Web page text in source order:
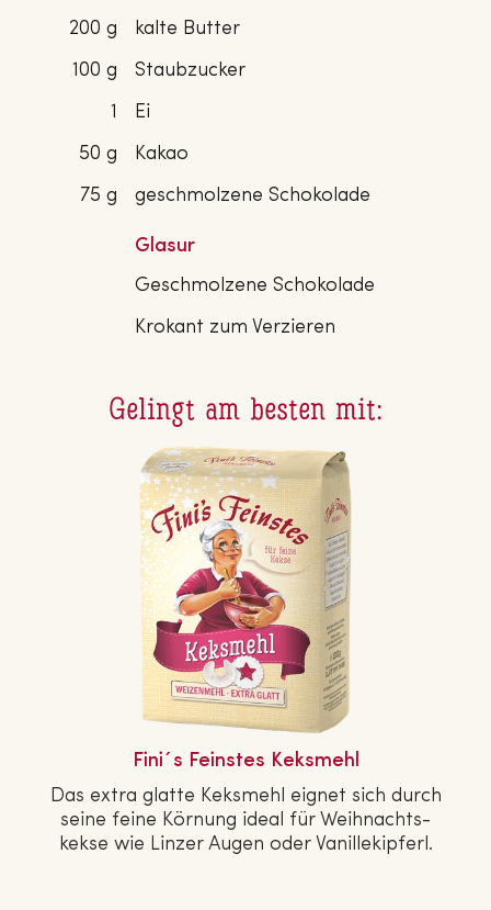
200 g
kalte Butter
100 g
Staubzucker
1
Ei
50 g
Kakao
75 g
geschmolzene Schokolade
Glasur
Geschmolzene Schokolade
Krokant zum Verzieren
Gelingt am besten mit:
Fini´s Feinstes Keksmehl
Das extra glatte Keksmehl eignet sich durch
seine feine Körnung ideal für Weih­nachts­
kek­se wie Linzer Augen oder Va­nil­le­kip­ferl.